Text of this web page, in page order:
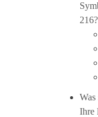
216?
Ihre